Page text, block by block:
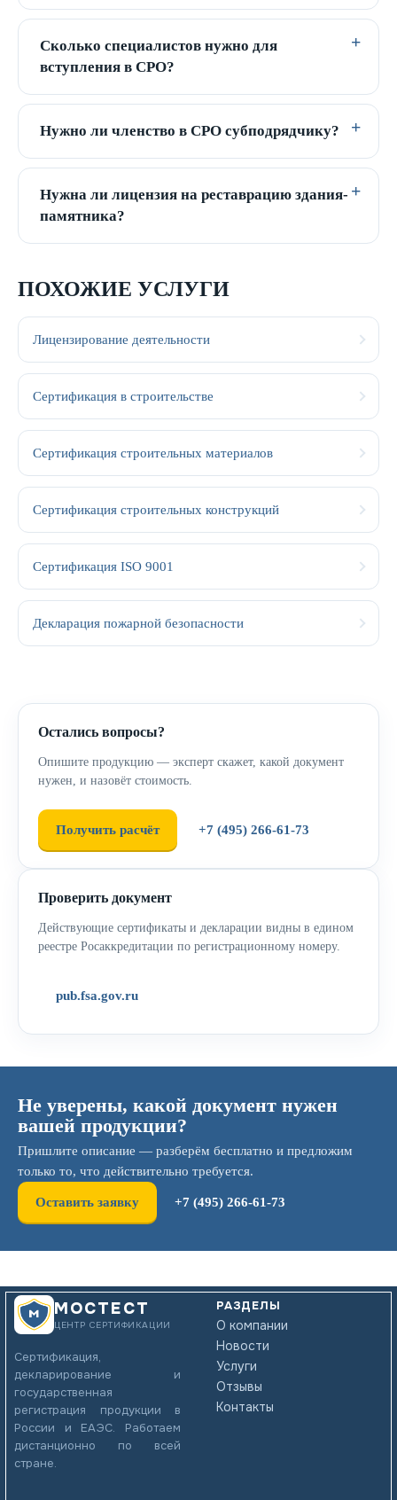
Сколько специалистов нужно для
вступления в СРО?
Нужно ли членство в СРО субподрядчику?
Нужна ли лицензия на реставрацию здания-
памятника?
ПОХОЖИЕ УСЛУГИ
Лицензирование деятельности
Сертификация в строительстве
Сертификация строительных материалов
Сертификация строительных конструкций
Сертификация ISO 9001
Декларация пожарной безопасности
Остались вопросы?
Опишите продукцию — эксперт скажет, какой документ
нужен, и назовёт стоимость.
Получить расчёт +7 (495) 266-61-73
Проверить документ
Действующие сертификаты и декларации видны в едином
реестре Росаккредитации по регистрационному номеру.
pub.fsa.gov.ru
Не уверены, какой документ нужен
вашей продукции?
Пришлите описание — разберём бесплатно и предложим
только то, что действительно требуется.
Оставить заявку +7 (495) 266-61-73
МОСТЕСТ
ЦЕНТР СЕРТИФИКАЦИИ
Сертификация,
декларирование и
государственная
регистрация продукции в
России и ЕАЭС. Работаем
дистанционно по всей
стране.
РАЗДЕЛЫ
О компании
Новости
Услуги
Отзывы
Контакты